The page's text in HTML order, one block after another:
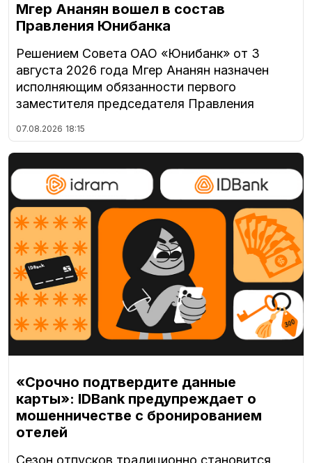
Мгер Ананян вошел в состав
Правления Юнибанка
Решением Совета ОАО «Юнибанк» от 3
августа 2026 года Мгер Ананян назначен
исполняющим обязанности первого
заместителя председателя Правления
07.08.2026 18:15
«Срочно подтвердите данные
карты»: IDBank предупреждает о
мошенничестве с бронированием
отелей
Сезон отпусков традиционно становится